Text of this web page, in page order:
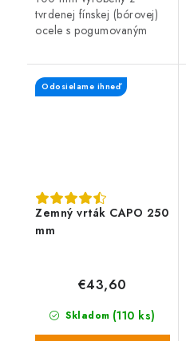
tvrdenej fínskej (bórovej)
ocele s pogumovaným
záruka 5 rokov. Ideálny
pomocník na sadenie
kríkov a stromčekov a...
Zemný vrták CAPO 250
mm
Odosielame ihneď
Skladom (110 ks)
€43,60